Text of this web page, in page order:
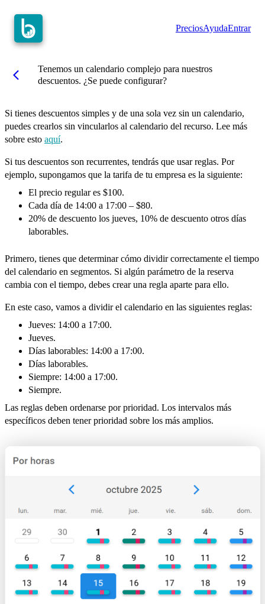
PreciosAyudaEntrar
arrow_back_ios
Tenemos un calendario complejo para nuestros
descuentos. ¿Se puede configurar?
Si tienes descuentos simples y de una sola vez sin un calendario,
puedes crearlos sin vincularlos al calendario del recurso. Lee más
sobre esto aquí.
Si tus descuentos son recurrentes, tendrás que usar reglas. Por
ejemplo, supongamos que la tarifa de tu empresa es la siguiente:
El precio regular es $100.
Cada día de 14:00 a 17:00 – $80.
20% de descuento los jueves, 10% de descuento otros días
laborables.
Primero, tienes que determinar cómo dividir correctamente el tiempo
del calendario en segmentos. Si algún parámetro de la reserva
cambia con el tiempo, debes crear una regla aparte para ello.
En este caso, vamos a dividir el calendario en las siguientes reglas:
Jueves: 14:00 a 17:00.
Jueves.
Días laborables: 14:00 a 17:00.
Días laborables.
Siempre: 14:00 a 17:00.
Siempre.
Las reglas deben ordenarse por prioridad. Los intervalos más
específicos deben tener prioridad sobre los más amplios.